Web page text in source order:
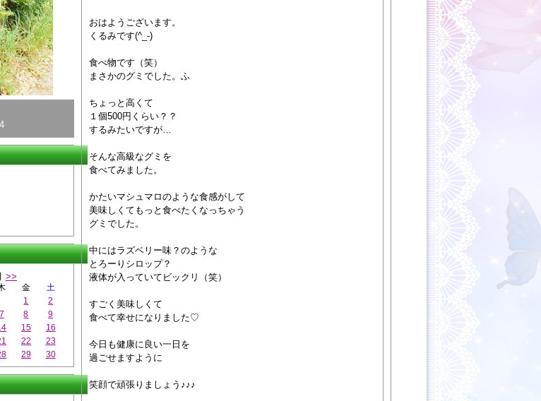
>>
金
土
1
2
7 8
9
15
16
22
23
29 30
おはようございます。
くるみです(^_-)
食べ物です（笑）
まさかのグミでした。ふ
ちょっと高くて
１個500円くらい？？
するみたいですが…
そんな高級なグミを
食べてみました。
かたいマシュマロのような食感がして
美味しくてもっと食べたくなっちゃう
グミでした。
中にはラズベリー味？のような
とろーりシロップ？
液体が入っていてビックリ（笑）
すごく美味しくて
食べて幸せになりました♡
今日も健康に良い一日を
過ごせますように
笑顔で頑張りましょう♪♪♪